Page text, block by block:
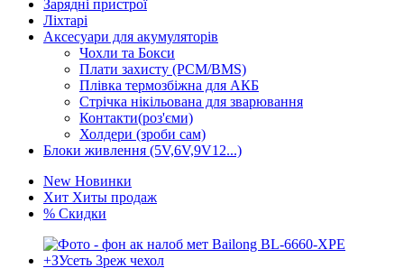
Зарядні пристрої
Ліхтарі
Аксесуари для акумуляторів
Чохли та Бокси
Плати захисту (PCM/BMS)
Плівка термозбіжна для АКБ
Стрічка нікільована для зварювання
Контакти(роз'єми)
Холдери (зроби сам)
Блоки живлення (5V,6V,9V12...)
New Новинки
Хит Хиты продаж
% Скидки